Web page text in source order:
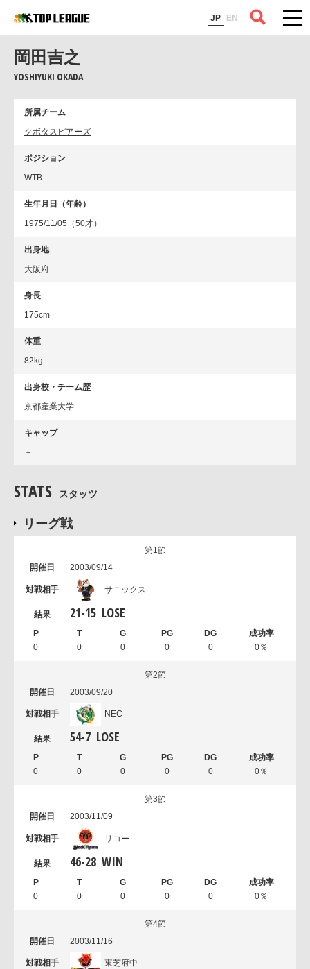
JP EN
コラム
岡田吉之
YOSHIYUKI OKADA
所属チーム
クボタスピアーズ
ポジション
WTB
生年月日（年齢）
1975/11/05（50才）
出身地
大阪府
身長
175cm
体重
82kg
出身校・チーム歴
京都産業大学
キャップ
－
STATS スタッツ
リーグ戦
第1節
2003/09/14
サニックス
21-15 LOSE
0 0 0 0 0 0％
第2節
2003/09/20
NEC
54-7 LOSE
0 0 0 0 0 0％
第3節
2003/11/09
リコー
46-28 WIN
0 0 0 0 0 0％
第4節
2003/11/16
東芝府中